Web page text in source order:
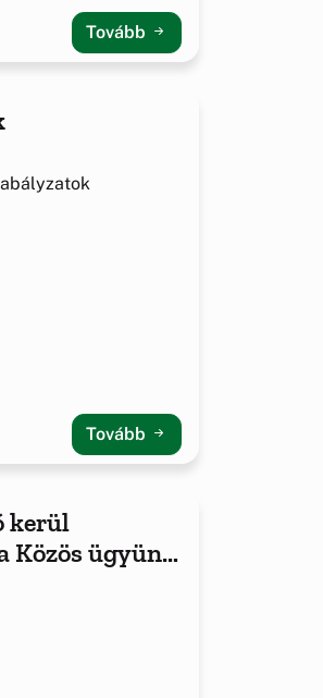
Tovább
Tovább
kerül
Közös ügyünk
Alapítvány